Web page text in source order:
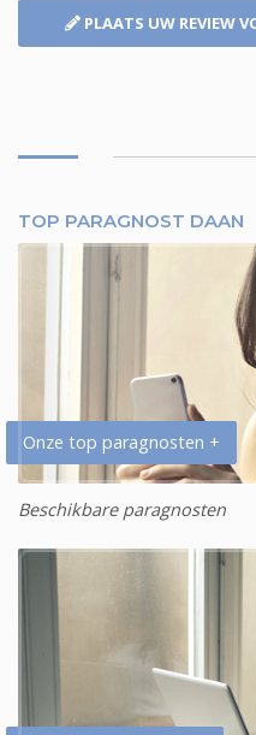
PLAATS UW REVIEW
TOP PARAGNOST DAAN
Onze top paragnosten +
Beschikbare paragnosten